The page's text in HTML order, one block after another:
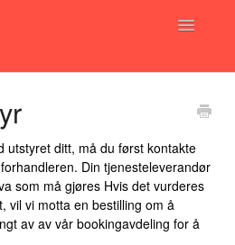
Toggle
artikler
utstyret ditt, må du først kontakte
Din tjenesteleverandør
som må gjøres Hvis det vurderes
vil vi motta en bestilling om å
av av vår bookingavdeling for å